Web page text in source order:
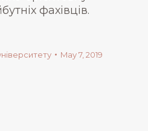
фахівців.
May 7, 2019